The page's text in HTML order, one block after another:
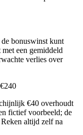
bonuswinst kunt
een gemiddeld
verlies over
€40 overhoudt
fictief voorbeeld; de
altijd zelf na